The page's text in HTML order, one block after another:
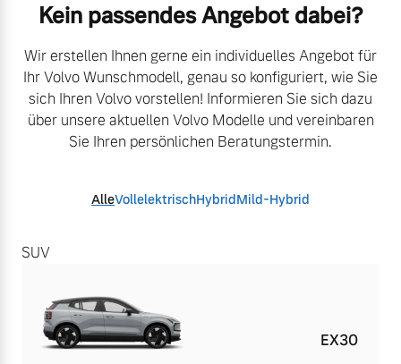
Kein passendes Angebot dabei?​
Wir erstellen Ihnen gerne ein individuelles Angebot für
Ihr Volvo Wunschmodell, genau so konfiguriert, wie Sie
sich Ihren Volvo vorstellen! Informieren Sie sich dazu
über unsere aktuellen Volvo Modelle und vereinbaren
Sie Ihren persönlichen Beratungstermin.
AlleVollelektrischHybridMild-Hybrid
SUV
EX30